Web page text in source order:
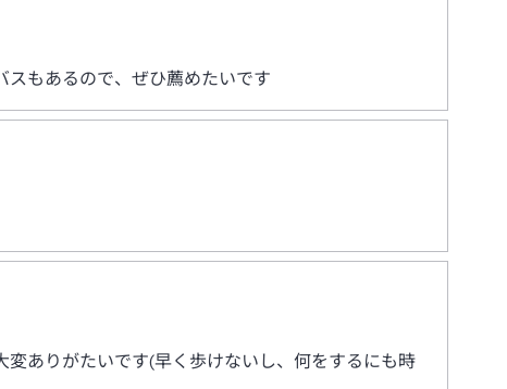
もあるので、ぜひ薦めたいです
ありがたいです(早く歩けないし、何をするにも時